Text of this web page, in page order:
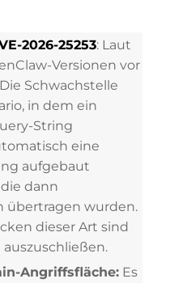
2026-25253: Laut
Versionen vor
Schwachstelle
in dem ein
String
eine
aufgebaut
dann
übertragen wurden.
dieser Art sind
Angriffsfläche:Es